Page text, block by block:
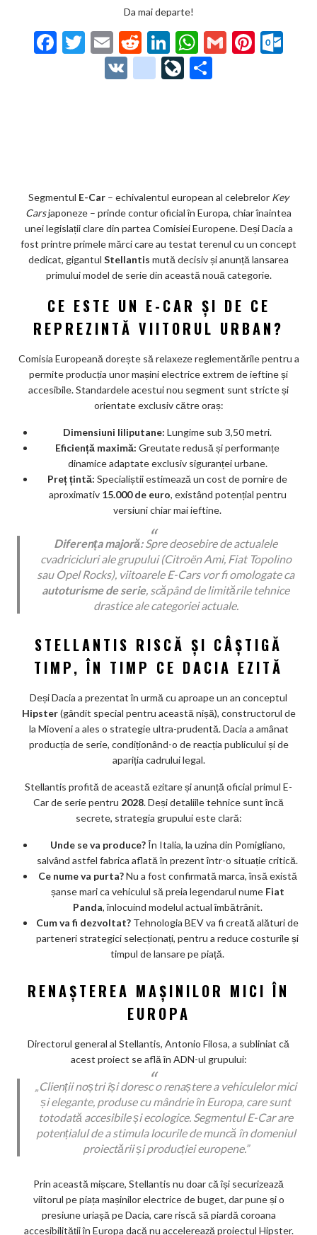
Da mai departe!
F T
w
itt
E
m
ai
R
e
d
Li
n
ke
W
h
at
G Pi
V
g
o
o
k
m
ar
ks
Li
Segmentul E-Car – echivalentul european al celebrelor Key
Carsjaponeze – prinde contur oficial în Europa, chiar înaintea
unei legislații clare din partea Comisiei Europene. Deși Dacia a
fost printre primele mărci care au testat terenul cu un concept
dedicat, gigantul Stellantis mută decisiv și anunță lansarea
primului model de serie din această nouă categorie.
CE ESTE UN E-CAR ȘI DE CE
REPREZINTĂ VIITORUL URBAN?
Comisia Europeană dorește să relaxeze reglementările pentru a
permite producția unor mașini electrice extrem de ieftine și
accesibile. Standardele acestui nou segment sunt stricte și
orientate exclusiv către oraș:
Dimensiuni liliputane: Lungime sub 3,50 metri.
Eficiență maximă: Greutate redusă și performanțe
dinamice adaptate exclusiv siguranței urbane.
Preț țintă: Specialiștii estimează un cost de pornire de
aproximativ 15.000 de euro, existând potențial pentru
versiuni chiar mai ieftine.
Diferența majoră:Spre deosebire de actualele
cvadricicluri ale grupului (Citroën Ami, Fiat Topolino
sau Opel Rocks), viitoarele E-Cars vor fi omologate ca
autoturisme de serie, scăpând de limitările tehnice
drastice ale categoriei actuale.
STELLANTIS RISCĂ ȘI CÂȘTIGĂ
TIMP, ÎN TIMP CE DACIA EZITĂ
Deși Dacia a prezentat în urmă cu aproape un an conceptul
Hipster(gândit special pentru această nișă), constructorul de
la Mioveni a ales o strategie ultra-prudentă. Dacia a amânat
producția de serie, condiționând-o de reacția publicului și de
apariția cadrului legal.
Stellantis profită de această ezitare și anunță oficial primul E-
Car de serie pentru 2028. Deși detaliile tehnice sunt încă
secrete, strategia grupului este clară:
Unde se va produce?În Italia, la uzina din Pomigliano,
salvând astfel fabrica aflată în prezent într-o situație critică.
Ce nume va purta?Nu a fost confirmată marca, însă există
șanse mari ca vehiculul să preia legendarul nume Fiat
Panda, înlocuind modelul actual îmbătrânit.
Cum va fi dezvoltat? Tehnologia BEV va fi creată alături de
parteneri strategici selecționați, pentru a reduce costurile și
timpul de lansare pe piață.
RENAȘTEREA MAȘINILOR MICI ÎN
EUROPA
Directorul general al Stellantis, Antonio Filosa, a subliniat că
acest proiect se află în ADN-ul grupului:
„Clienții noștri își doresc o renaștere a vehiculelor mici
și elegante, produse cu mândrie în Europa, care sunt
totodată accesibile și ecologice. Segmentul E-Car are
potențialul de a stimula locurile de muncă în domeniul
proiectării și producției europene.”
Prin această mișcare, Stellantis nu doar că își securizează
viitorul pe piața mașinilor electrice de buget, dar pune și o
presiune uriașă pe Dacia, care riscă să piardă coroana
accesibilității în Europa dacă nu accelerează proiectul Hipster.